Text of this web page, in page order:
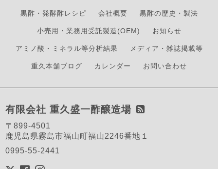
黒酢・発酵酢レシピ 会社概要 黒酢の歴史・製法
小売用・業務用受託製造(OEM) お知らせ
アミノ酸・ミネラル等分析結果 メディア・雑誌掲載等
重久本舗ブログ カレンダー お問い合わせ
有限会社 重久盛一酢醸造場
〒899-4501
鹿児島県霧島市福山町福山2246番地１
0995-55-2441